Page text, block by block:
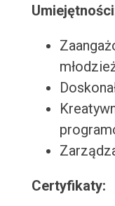
Certyfikaty: